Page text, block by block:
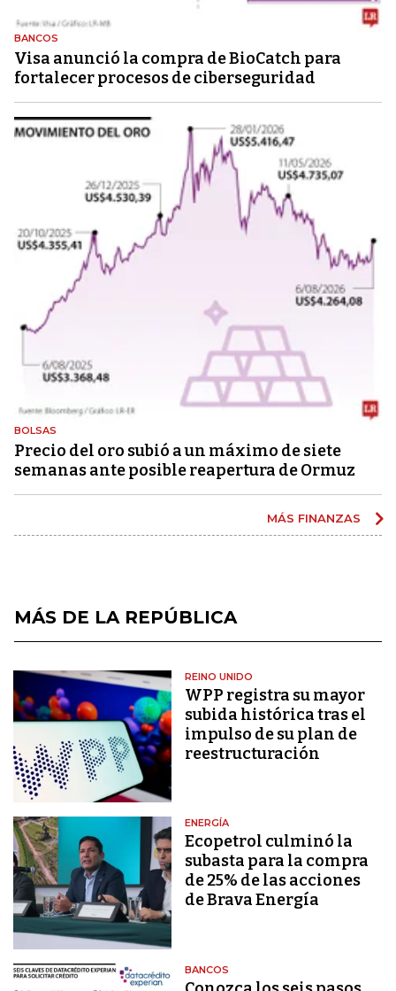
BANCOS
Visa anunció la compra de BioCatch para
fortalecer procesos de ciberseguridad
BOLSAS
Precio del oro subió a un máximo de siete
semanas ante posible reapertura de Ormuz
MÁS FINANZAS
MÁS DE LA REPÚBLICA
REINO UNIDO
WPP registra su mayor
subida histórica tras el
impulso de su plan de
reestructuración
ENERGÍA
Ecopetrol culminó la
subasta para la compra
de 25% de las acciones
de Brava Energía
BANCOS